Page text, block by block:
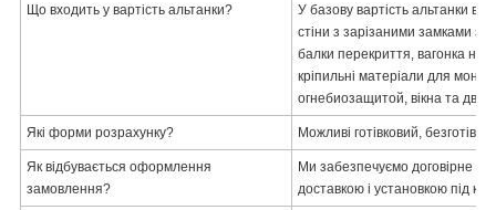
Що входить у вартість альтанки?
У базову вартість альтанки
стіни з зарізаними замками
балки перекриття, вагонка на
кріпильні матеріали для
огнебиозащитой, вікна та
Які форми розрахунку? Можливі готівковий,
Як відбувається оформлення
замовлення?
Ми забезпечуємо договірне
доставкою і установкою під